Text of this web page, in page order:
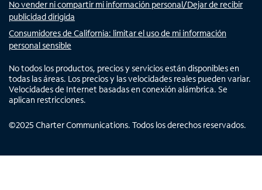
No vender ni compartir mi información personal/Dejar de recibir
publicidad dirigida
Consumidores de California: limitar el uso de mi información
personal sensible
No todos los productos, precios y servicios están disponibles en
todas las áreas. Los precios y las velocidades reales pueden variar.
Velocidades de Internet basadas en conexión alámbrica. Se
aplican restricciones.
©2025 Charter Communications. Todos los derechos reservados.